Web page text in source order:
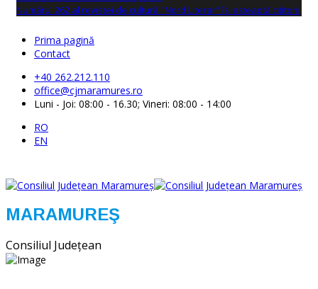
Numărul 262 al revistei de cultură "Nord Literar" își așteaptă cititorii
Prima pagină
Contact
+40 262.212.110
office@cjmaramures.ro
Luni - Joi: 08:00 - 16.30; Vineri: 08:00 - 14:00
RO
EN
MARAMUREŞ
Consiliul Judeţean